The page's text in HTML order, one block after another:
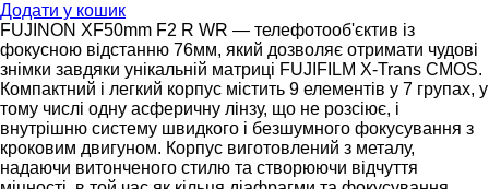
Додати у кошик
FUJINON XF50mm F2 R WR — телефотооб'єктив із
фокусною відстанню 76мм, який дозволяє отримати чудові
знімки завдяки унікальній матриці FUJIFILM X-Trans CMOS.
Компактний і легкий корпус містить 9 елементів у 7 групах, у
тому числі одну асферичну лінзу, що не розсіює, і
внутрішню систему швидкого і безшумного фокусування з
кроковим двигуном. Корпус виготовлений з металу,
надаючи витонченого стилю та створюючи відчуття